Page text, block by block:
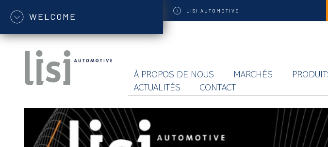
WELCOME
LISI AUTOMOTIVE
À PROPOS DE NOUS MARCHÉS
ACTUALITÉS
CONTACT